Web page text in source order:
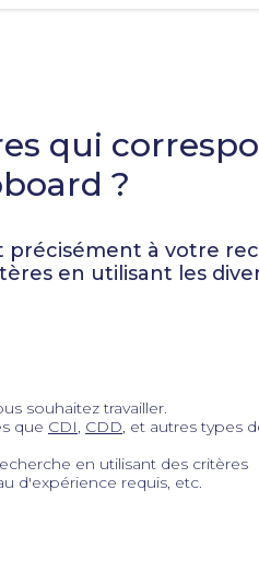
qui
?
précisément à votre
en utilisant les
souhaitez travailler.
que CDI, CDD, et autres types
en utilisant des critères
d'expérience requis, etc.